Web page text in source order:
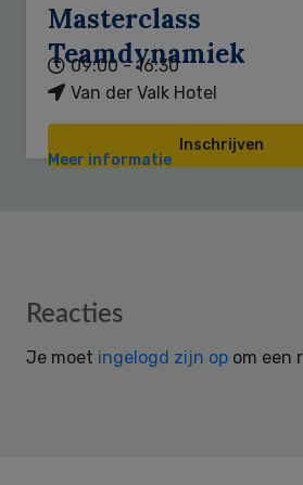
Masterclass
Teamdynamiek
09:00 - 16:30
Van der Valk Hotel
Inschrijven
Meer informatie
Reader
Reacties
Je moet ingelogd zijn op om een